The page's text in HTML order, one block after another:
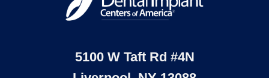
5100 W Taft Rd #4N